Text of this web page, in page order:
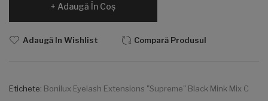
Adaugă În Coş
Adaugă In Wishlist Compară Produsul
Etichete: Bonilux Eyelash Extensions "Supreme" Black Mink Mix C